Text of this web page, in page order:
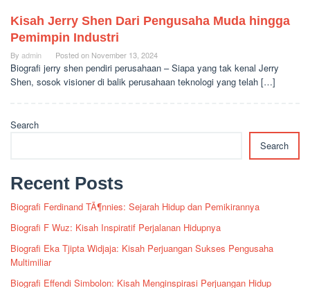
Kisah Jerry Shen Dari Pengusaha Muda hingga
Pemimpin Industri
By admin Posted on November 13, 2024
Biografi jerry shen pendiri perusahaan – Siapa yang tak kenal Jerry
Shen, sosok visioner di balik perusahaan teknologi yang telah […]
Search
Search
Recent Posts
Biografi Ferdinand TÃ¶nnies: Sejarah Hidup dan Pemikirannya
Biografi F Wuz: Kisah Inspiratif Perjalanan Hidupnya
Biografi Eka Tjipta Widjaja: Kisah Perjuangan Sukses Pengusaha
Multimiliar
Biografi Effendi Simbolon: Kisah Menginspirasi Perjuangan Hidup